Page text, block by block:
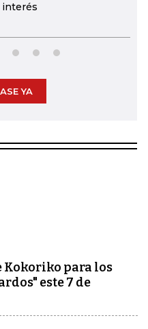
interés
YA
Kokoriko para los
este 7 de